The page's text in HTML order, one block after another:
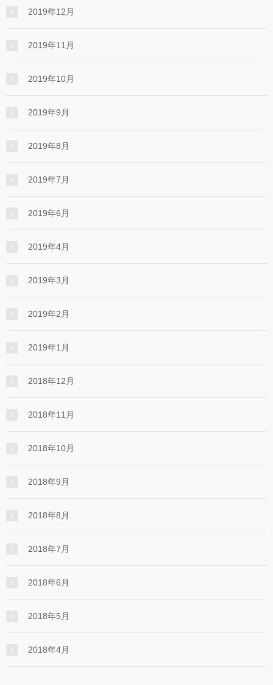
2019年12月
2019年11月
2019年10月
2019年9月
2019年8月
2019年7月
2019年6月
2019年4月
2019年3月
2019年2月
2019年1月
2018年12月
2018年11月
2018年10月
2018年9月
2018年8月
2018年7月
2018年6月
2018年5月
2018年4月